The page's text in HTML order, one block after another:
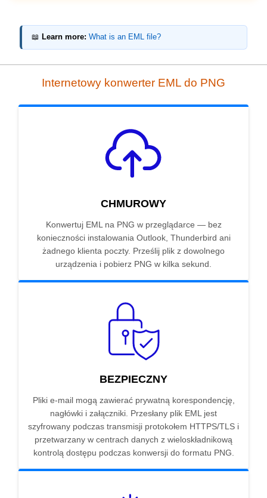
📖 Learn more: What is an EML file?
Internetowy konwerter EML do PNG
CHMUROWY
Konwertuj EML na PNG w przeglądarce — bez
konieczności instalowania Outlook, Thunderbird ani
żadnego klienta poczty. Prześlij plik z dowolnego
urządzenia i pobierz PNG w kilka sekund.
BEZPIECZNY
Pliki e-mail mogą zawierać prywatną korespondencję,
nagłówki i załączniki. Przesłany plik EML jest
szyfrowany podczas transmisji protokołem HTTPS/TLS i
przetwarzany w centrach danych z wieloskładnikową
kontrolą dostępu podczas konwersji do formatu PNG.